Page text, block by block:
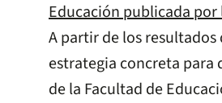
Educación publicada
A partir de los
estrategia concreta
de la Facultad de